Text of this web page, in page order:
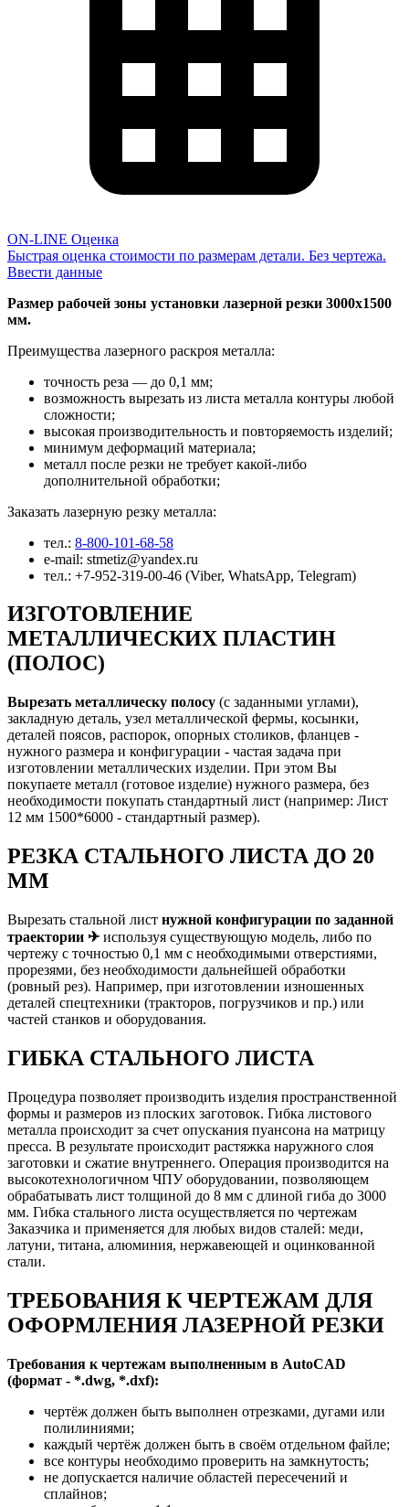
ON-LINE Оценка
Быстрая оценка стоимости по размерам детали. Без чертежа.
Ввести данные
Размер рабочей зоны установки лазерной резки 3000х1500
мм.
Преимущества лазерного раскроя металла:
точность реза — до 0,1 мм;
возможность вырезать из листа металла контуры любой
сложности;
высокая производительность и повторяемость изделий;
минимум деформаций материала;
металл после резки не требует какой-либо
дополнительной обработки;
Заказать лазерную резку металла:
тел.: 8-800-101-68-58
e-mail: stmetiz@yandex.ru
тел.: +7-952-319-00-46 (Viber, WhatsApp, Telegram)
ИЗГОТОВЛЕНИЕ
МЕТАЛЛИЧЕСКИХ ПЛАСТИН
(ПОЛОС)
Вырезать металлическу полосу (с заданными углами),
закладную деталь, узел металлической фермы, косынки,
деталей поясов, распорок, опорных столиков, фланцев -
нужного размера и конфигурации - частая задача при
изготовлении металлических изделии. При этом Вы
покупаете металл (готовое изделие) нужного размера, без
необходимости покупать стандартный лист (например: Лист
12 мм 1500*6000 - стандартный размер).
РЕЗКА СТАЛЬНОГО ЛИСТА ДО 20
ММ
Вырезать стальной лист нужной конфигурации по заданной
траектории ✈ используя существующую модель, либо по
чертежу с точностью 0,1 мм с необходимыми отверстиями,
прорезями, без необходимости дальнейшей обработки
(ровный рез). Например, при изготовлении изношенных
деталей спецтехники (тракторов, погрузчиков и пр.) или
частей станков и оборудования.
ГИБКА СТАЛЬНОГО ЛИСТА
Процедура позволяет производить изделия пространственной
формы и размеров из плоских заготовок. Гибка листового
металла происходит за счет опускания пуансона на матрицу
пресса. В результате происходит растяжка наружного слоя
заготовки и сжатие внутреннего. Операция производится на
высокотехнологичном ЧПУ оборудовании, позволяющем
обрабатывать лист толщиной до 8 мм с длиной гиба до 3000
мм. Гибка стального листа осуществляется по чертежам
Заказчика и применяется для любых видов сталей: меди,
латуни, титана, алюминия, нержавеющей и оцинкованной
стали.
ТРЕБОВАНИЯ К ЧЕРТЕЖАМ ДЛЯ
ОФОРМЛЕНИЯ ЛАЗЕРНОЙ РЕЗКИ
Требования к чертежам выполненным в AutoCAD
(формат - *.dwg, *.dxf):
чертёж должен быть выполнен отрезками, дугами или
полилиниями;
каждый чертёж должен быть в своём отдельном файле;
все контуры необходимо проверить на замкнутость;
не допускается наличие областей пересечений и
сплайнов;